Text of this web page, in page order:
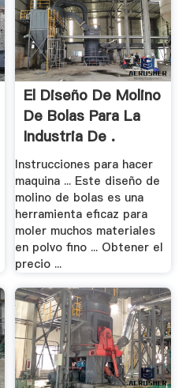
El Diseño De Molino
De Bolas Para La
Industria De .
Instrucciones para hacer
maquina ... Este diseño de
molino de bolas es una
herramienta eficaz para
moler muchos materiales
en polvo fino ... Obtener el
precio ...